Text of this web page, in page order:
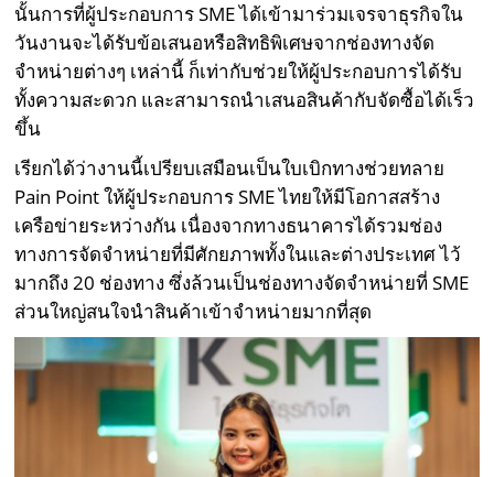
นั้นการที่ผู้ประกอบการ SME ได้เข้ามาร่วมเจรจาธุรกิจใน
วันงานจะได้รับข้อเสนอหรือสิทธิพิเศษจากช่องทางจัด
จำหน่ายต่างๆ เหล่านี้ ก็เท่ากับช่วยให้ผู้ประกอบการได้รับ
ทั้งความสะดวก และสามารถนำเสนอสินค้ากับจัดซื้อได้เร็ว
ขึ้น
เรียกได้ว่างานนี้เปรียบเสมือนเป็นใบเบิกทางช่วยทลาย
Pain Point ให้ผู้ประกอบการ SME ไทยให้มีโอกาสสร้าง
เครือข่ายระหว่างกัน เนื่องจากทางธนาคารได้รวมช่อง
ทางการจัดจำหน่ายที่มีศักยภาพทั้งในและต่างประเทศ ไว้
มากถึง 20 ช่องทาง ซึ่งล้วนเป็นช่องทางจัดจำหน่ายที่ SME
ส่วนใหญ่สนใจนำสินค้าเข้าจำหน่ายมากที่สุด